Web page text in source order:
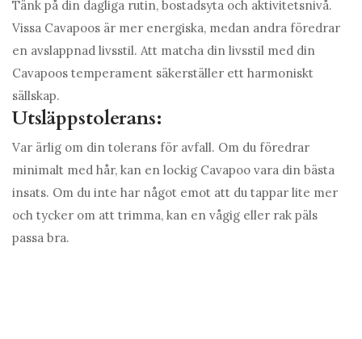
Tänk på din dagliga rutin, bostadsyta och aktivitetsnivå.
Vissa Cavapoos är mer energiska, medan andra föredrar
en avslappnad livsstil. Att matcha din livsstil med din
Cavapoos temperament säkerställer ett harmoniskt
sällskap.
Utsläppstolerans:
Var ärlig om din tolerans för avfall. Om du föredrar
minimalt med hår, kan en lockig Cavapoo vara din bästa
insats. Om du inte har något emot att du tappar lite mer
och tycker om att trimma, kan en vågig eller rak päls
passa bra.